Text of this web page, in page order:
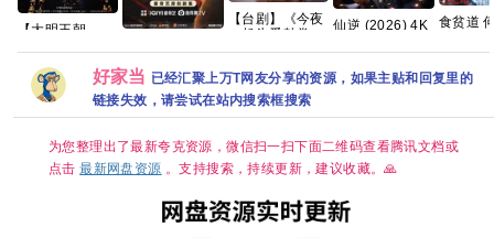
【大明王朝
海瑞】【国剧46
集全】
【1080P】【国
语中字
（79.6GB）】
【豆瓣9.8分】
【剧情 / 历史】
集，1280P国语
中字，艾米侯明
昊领衔，单集
300MB超清网盘
资源分享
【台剧】《今夜
一起为爱鼓掌
(2024)》
语中字】【12集
全】【15.8G】
仙逆 (2026) 4K
动画/奇幻/古装]
[单集约1GB]
食贫道
（铂金
[5.9GB]
好家当 已经汇聚上万T网友分享的资源，如果主贴和回复里的
链接失效，请尝试在站内搜索框搜索
为您整理出了最新夸克资源，微信扫一扫下面二维码查看腾讯文档或
点击最新网盘资源 。支持搜索，持续更新，建议收藏。🙏